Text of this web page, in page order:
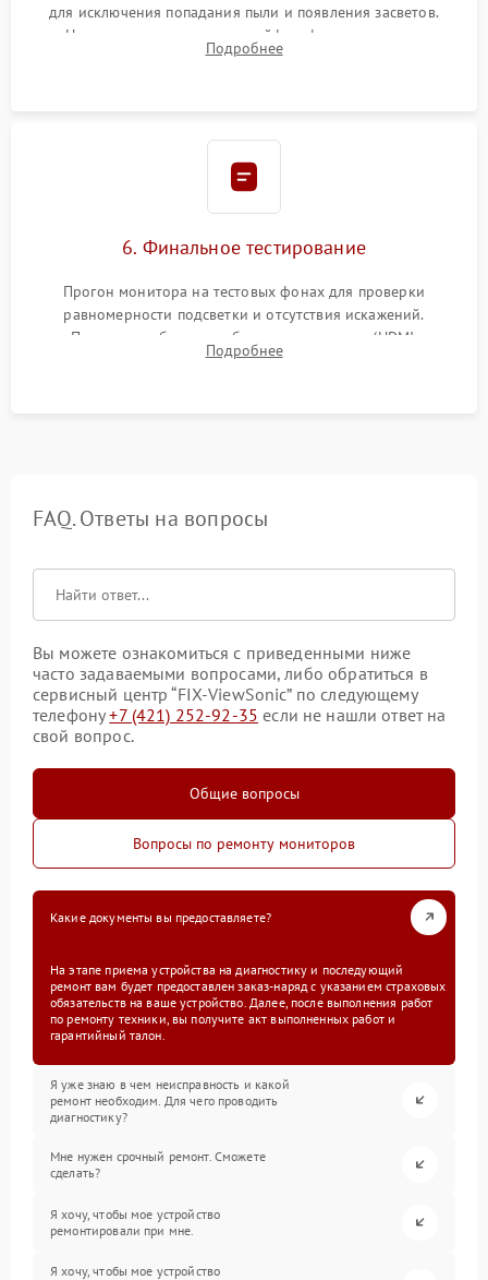
для исключения попадания пыли и появления засветов.
Надежное подключение шлейфов, фиксация плат и
аккуратное защелкивание пластикового корпуса монитора.
Подробнее
6. Финальное тестирование
Прогон монитора на тестовых фонах для проверки
равномерности подсветки и отсутствия искажений.
Проверка работоспособности всех портов (HDMI,
DisplayPort, VGA) и кнопок управления под нагрузкой в
Подробнее
FAQ. Ответы на вопросы
Вы можете ознакомиться с приведенными ниже
часто задаваемыми вопросами, либо обратиться в
сервисный центр “FIX-ViewSonic” по следующему
телефону+7 (421) 252-92-35 если не нашли ответ на
свой вопрос.
Общие вопросы
Вопросы по ремонту мониторов
Какие документы вы предоставляете?
На этапе приема устройства на диагностику и последующий
ремонт вам будет предоставлен заказ-наряд с указанием страховых
обязательств на ваше устройство. Далее, после выполнения работ
по ремонту техники, вы получите акт выполненных работ и
гарантийный талон.
Я уже знаю в чем неисправность и какой
ремонт необходим. Для чего проводить
диагностику?
Мне нужен срочный ремонт. Сможете
сделать?
Я хочу, чтобы мое устройство
ремонтировали при мне.
Я хочу, чтобы мое устройство